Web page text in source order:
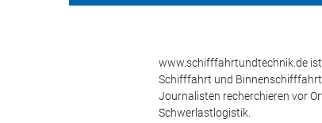
www.schifffahrtundtechnik.de
Schifffahrt und
Journalisten recherchieren vor
Schwerlastlogistik.